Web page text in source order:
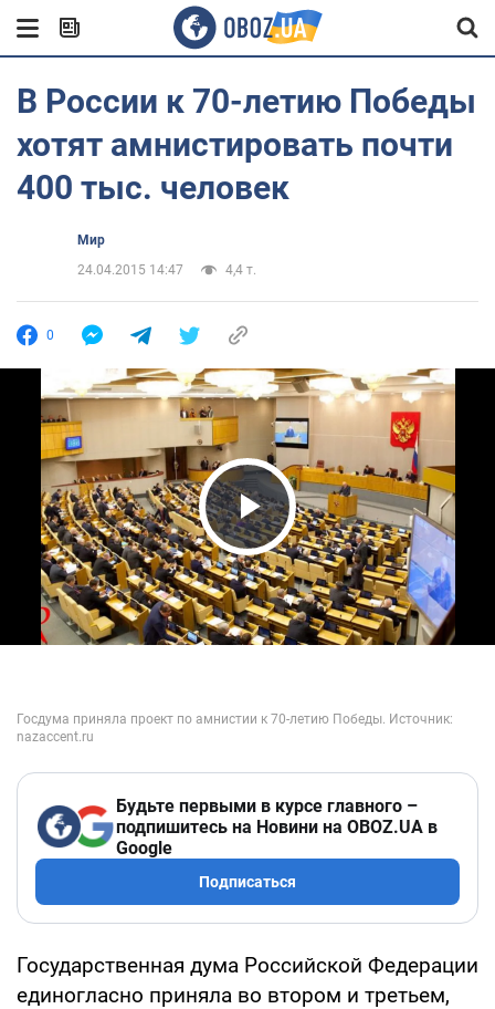
В России к 70-летию Победы
хотят амнистировать почти
400 тыс. человек
Мир
24.04.2015 14:47
4,4 т.
0
Play Video
Будьте первыми в курсе главного –
подпишитесь на Новини на OBOZ.UA в
Google
Подписаться
Государственная дума Российской Федерации
единогласно приняла во втором и третьем,